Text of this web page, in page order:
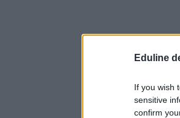
Eduline
If you wish
sensitive
confirm